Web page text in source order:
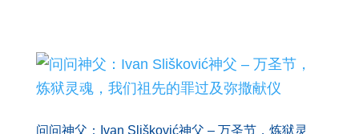
问问神父：Ivan Slišković神父 – 万圣节，炼狱灵